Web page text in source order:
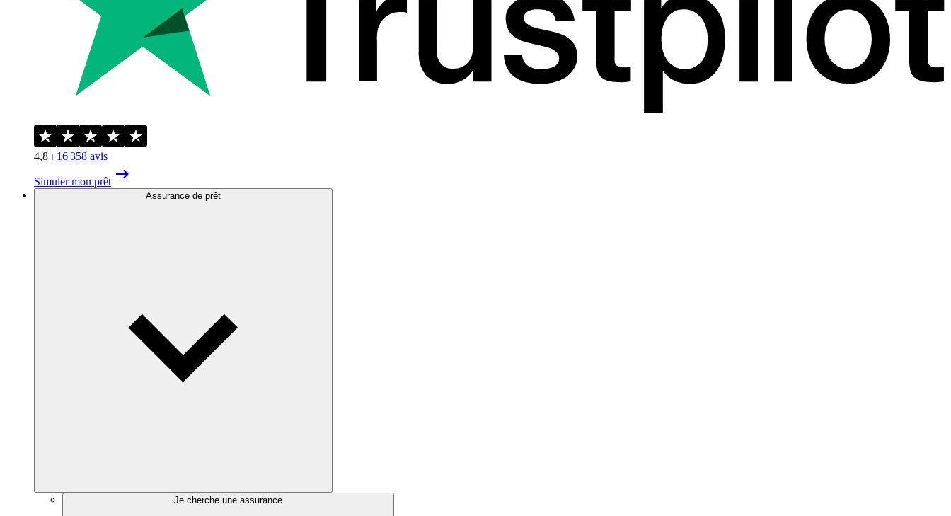
4,8 ⏐ 16 358 avis
Simuler mon prêt
Assurance de prêt
Je cherche une assurance